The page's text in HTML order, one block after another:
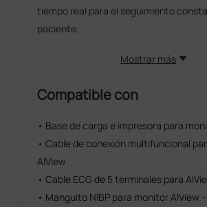
tiempo real para el seguimiento
paciente.
Mostrar más
Compatible con
• Base de carga e impresora para
• Cable de conexión multifuncional
AIView
• Cable ECG de 5 terminales para
• Manguito NIBP para monitor AIView